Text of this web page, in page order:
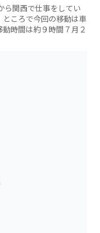
関西で仕事をしてい
ころで今回の移動は車
時間は約９時間７月２